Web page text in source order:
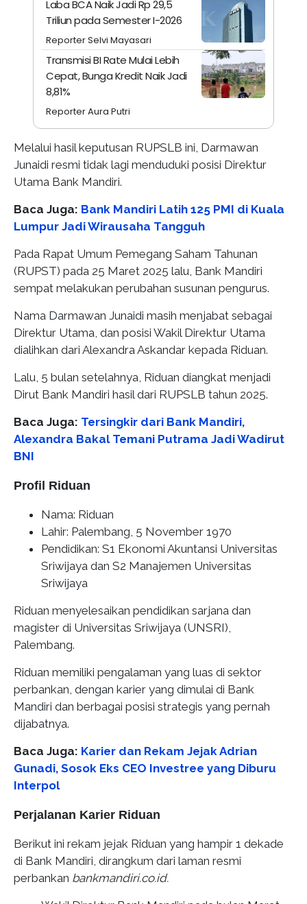
Laba BCA Naik Jadi Rp 29,5
Triliun pada Semester I-2026
Reporter Selvi Mayasari
Transmisi BI Rate Mulai Lebih
Cepat, Bunga Kredit Naik Jadi
8,81%
Reporter Aura Putri
Melalui hasil keputusan RUPSLB ini, Darmawan
Junaidi resmi tidak lagi menduduki posisi Direktur
Utama Bank Mandiri.
Baca Juga: Bank Mandiri Latih 125 PMI di Kuala
Lumpur Jadi Wirausaha Tangguh
Pada Rapat Umum Pemegang Saham Tahunan
(RUPST) pada 25 Maret 2025 lalu, Bank Mandiri
sempat melakukan perubahan susunan pengurus.
Nama Darmawan Junaidi masih menjabat sebagai
Direktur Utama, dan posisi Wakil Direktur Utama
dialihkan dari Alexandra Askandar kepada Riduan.
Lalu, 5 bulan setelahnya, Riduan diangkat menjadi
Dirut Bank Mandiri hasil dari RUPSLB tahun 2025.
Baca Juga: Tersingkir dari Bank Mandiri,
Alexandra Bakal Temani Putrama Jadi Wadirut
BNI
Profil Riduan
Nama: Riduan
Lahir: Palembang, 5 November 1970
Pendidikan: S1 Ekonomi Akuntansi Universitas
Sriwijaya dan S2 Manajemen Universitas
Sriwijaya
Riduan menyelesaikan pendidikan sarjana dan
magister di Universitas Sriwijaya (UNSRI),
Palembang.
Riduan memiliki pengalaman yang luas di sektor
perbankan, dengan karier yang dimulai di Bank
Mandiri dan berbagai posisi strategis yang pernah
dijabatnya.
Baca Juga: Karier dan Rekam Jejak Adrian
Gunadi, Sosok Eks CEO Investree yang Diburu
Interpol
Perjalanan Karier Riduan
Berikut ini rekam jejak Riduan yang hampir 1 dekade
di Bank Mandiri, dirangkum dari laman resmi
perbankan bankmandiri.co.id.